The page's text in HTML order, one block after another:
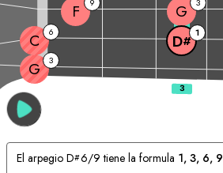
G 3
C 6 D# 1
F G
3
El arpegioD#6/9 tiene la formula 1, 3, 6, 9